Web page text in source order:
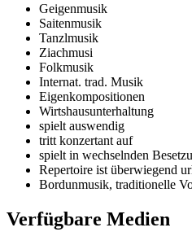
Geigenmusik
Saitenmusik
Tanzlmusik
Ziachmusi
Folkmusik
Internat. trad. Musik
Eigenkompositionen
Wirtshausunterhaltung
spielt auswendig
tritt konzertant auf
spielt in wechselnden
Repertoire ist überwiegend
Bordunmusik, traditionelle
Verfügbare Medien